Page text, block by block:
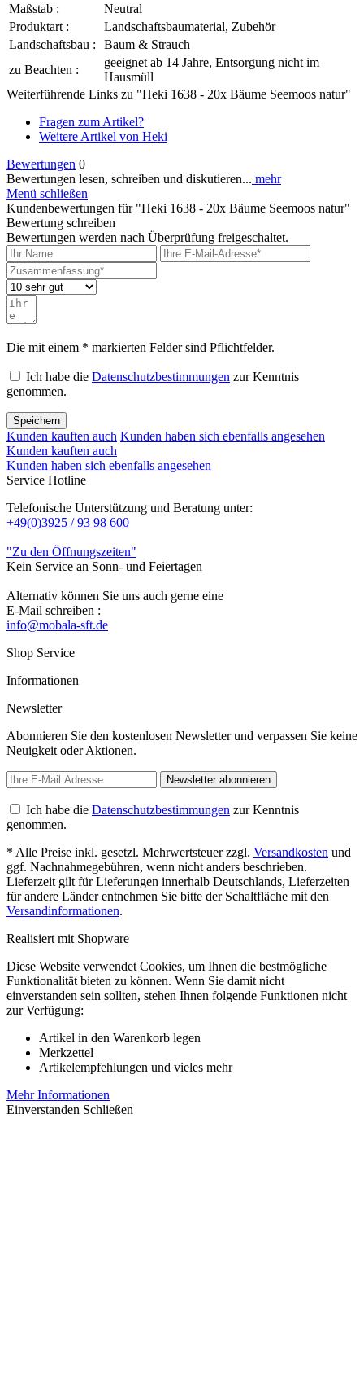
Maßstab :
Neutral
Produktart :
Landschaftsbaumaterial, Zubehör
Landschaftsbau :
Baum & Strauch
zu Beachten :
geeignet ab 14 Jahre, Entsorgung nicht im
Hausmüll
Weiterführende Links zu "Heki 1638 - 20x Bäume Seemoos natur"
Fragen zum Artikel?
Weitere Artikel von Heki
Bewertungen 0
Bewertungen lesen, schreiben und diskutieren... mehr
Menü schließen
Kundenbewertungen für "Heki 1638 - 20x Bäume Seemoos natur"
Bewertung schreiben
Bewertungen werden nach Überprüfung freigeschaltet.
Die mit einem * markierten Felder sind Pflichtfelder.
Ich habe die Datenschutzbestimmungen zur Kenntnis
genommen.
Speichern
Kunden kauften auch Kunden haben sich ebenfalls angesehen
Kunden kauften auch
Kunden haben sich ebenfalls angesehen
Service Hotline
Telefonische Unterstützung und Beratung unter:
+49(0)3925 / 93 98 600
"Zu den Öffnungszeiten"
Kein Service an Sonn- und Feiertagen
Alternativ können Sie uns auch gerne eine
E-Mail schreiben :
info@mobala-sft.de
Shop Service
Informationen
Newsletter
Abonnieren Sie den kostenlosen Newsletter und verpassen Sie keine
Neuigkeit oder Aktionen.
Newsletter abonnieren
Ich habe die Datenschutzbestimmungen zur Kenntnis
genommen.
* Alle Preise inkl. gesetzl. Mehrwertsteuer zzgl. Versandkosten und
ggf. Nachnahmegebühren, wenn nicht anders beschrieben.
Lieferzeit gilt für Lieferungen innerhalb Deutschlands, Lieferzeiten
für andere Länder entnehmen Sie bitte der Schaltfläche mit den
Versandinformationen.
Realisiert mit Shopware
Diese Website verwendet Cookies, um Ihnen die bestmögliche
Funktionalität bieten zu können. Wenn Sie damit nicht
einverstanden sein sollten, stehen Ihnen folgende Funktionen nicht
zur Verfügung:
Artikel in den Warenkorb legen
Merkzettel
Artikelempfehlungen und vieles mehr
Mehr Informationen
Einverstanden Schließen